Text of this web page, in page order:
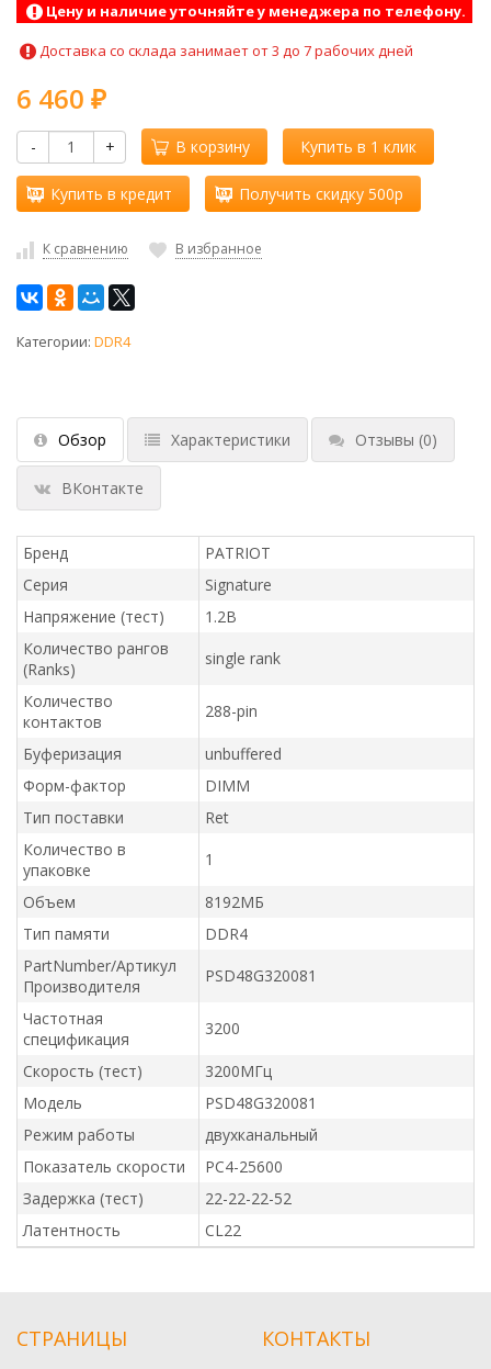
Цену и наличие уточняйте у менеджера по телефону.
Доставка со склада занимает от 3 до 7 рабочих дней
6 460 ₽
- + В корзину Купить в 1 клик
Купить в кредит Получить скидку 500р
К сравнению В избранное
Категории: DDR4
Обзор Характеристики Отзывы (0)
ВКонтакте
Бренд
PATRIOT
Серия
Signature
Напряжение (тест)
1.2В
Количество рангов
(Ranks)
single rank
Количество
контактов
288-pin
Буферизация
unbuffered
Форм-фактор
DIMM
Тип поставки
Ret
Количество в
упаковке
1
Объем
8192МБ
Тип памяти
DDR4
PartNumber/Артикул
Производителя
PSD48G320081
Частотная
спецификация
3200
Скорость (тест)
3200МГц
Модель
PSD48G320081
Режим работы
двухканальный
Показатель скорости
PC4-25600
Задержка (тест)
22-22-22-52
Латентность
CL22
СТРАНИЦЫ КОНТАКТЫ